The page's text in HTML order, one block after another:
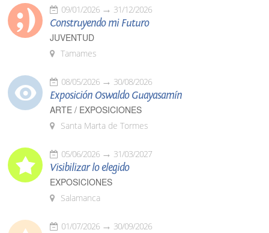
09/01/2026 31/12/2026
Construyendo mi Futuro
JUVENTUD
Tamames
08/05/2026 30/08/2026
Exposición Oswaldo Guayasamín
ARTE / EXPOSICIONES
Santa Marta de Tormes
05/06/2026 31/03/2027
Visibilizar lo elegido
EXPOSICIONES
Salamanca
01/07/2026 30/09/2026